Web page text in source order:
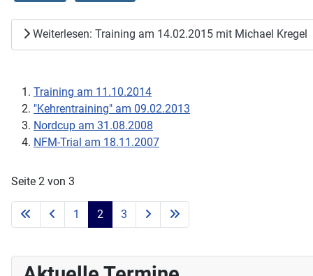
Weiterlesen: Training am 14.02.2015 mit Michael Kregel
Training am 11.10.2014
"Kehrentraining" am 09.02.2013
Nordcup am 31.08.2008
NFM-Trial am 18.11.2007
Seite 2 von 3
1 2 3